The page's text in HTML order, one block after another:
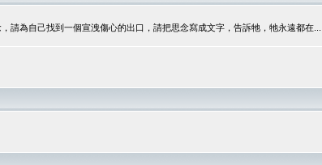
為自己找到一個宣洩傷心的出口，請把思念寫成文字，告訴牠，牠永遠都在.....